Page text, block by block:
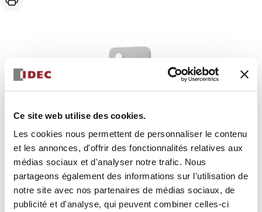
Ce site web utilise des cookies.
Les cookies nous permettent de personnaliser le contenu
et les annonces, d'offrir des fonctionnalités relatives aux
médias sociaux et d'analyser notre trafic. Nous
partageons également des informations sur l'utilisation de
notre site avec nos partenaires de médias sociaux, de
publicité et d'analyse, qui peuvent combiner celles-ci
SLC-3F23-PK